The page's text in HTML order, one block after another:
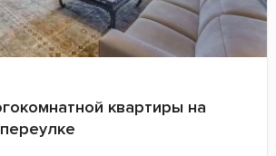
квартиры на